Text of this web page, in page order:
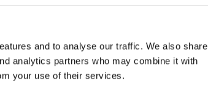
and to analyse our traffic. We also share
analytics partners who may combine it with
your use of their services.
vänner Berit Ekorre och Pelle
under tak och grillmys vid de